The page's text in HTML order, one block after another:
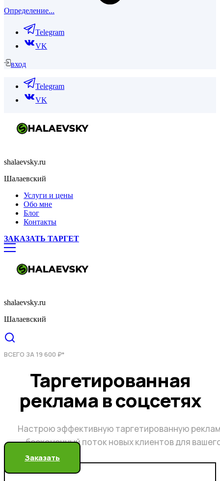
Определение...
Telegram
VK
вход
Telegram
VK
shalaevsky.ru
Шалаевский
Услуги и цены
Обо мне
Блог
Контакты
ЗАКАЗАТЬ ТАРГЕТ
shalaevsky.ru
Шалаевский
ВСЕГО ЗА 19 600 ₽*
Таргетированная
реклама в соцсетях
Настрою эффективную таргетированную
бесконечный поток новых клиентов для
Заказать